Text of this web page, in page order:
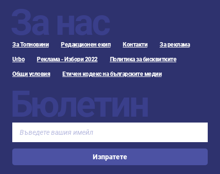
За нас
За Топновини Редакционен екип Контакти За реклама
Urbo Реклама - Избори 2022 Политика за бисквитките
Общи условия Етичен кодекс на българските медии
Бюлетин
Изпратете